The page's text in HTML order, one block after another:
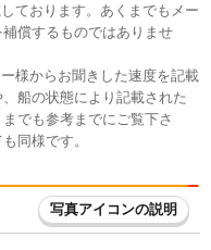
ております。あくまでもメー
償するものではありませ
様からお聞きした速度を記載
船の状態により記載された
でも参考までにご覧下さ
同様です。
写真アイコンの説明